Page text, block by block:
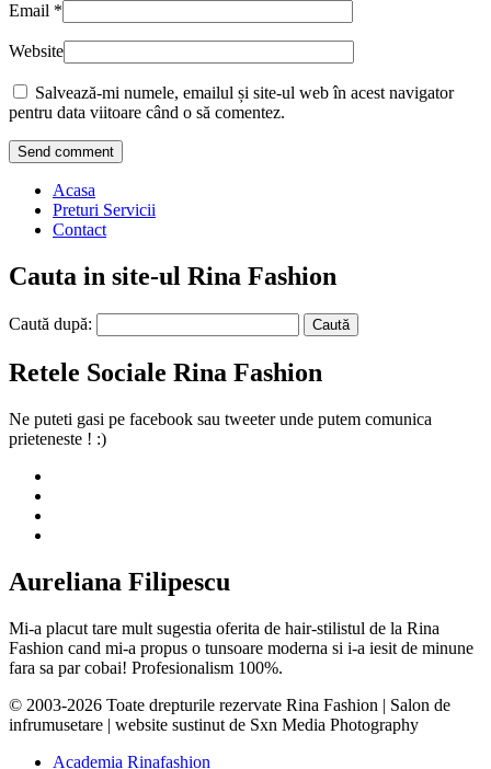
Email *
Website
Salvează-mi numele, emailul și site-ul web în acest navigator
pentru data viitoare când o să comentez.
Acasa
Preturi Servicii
Contact
Cauta in site-ul Rina Fashion
Caută după:
Retele Sociale Rina Fashion
Ne puteti gasi pe facebook sau tweeter unde putem comunica
prieteneste ! :)
Aureliana Filipescu
Mi-a placut tare mult sugestia oferita de hair-stilistul de la Rina
Fashion cand mi-a propus o tunsoare moderna si i-a iesit de minune
fara sa par cobai! Profesionalism 100%.
© 2003-2026 Toate drepturile rezervate Rina Fashion | Salon de
infrumusetare | website sustinut de Sxn Media Photography
Academia Rinafashion